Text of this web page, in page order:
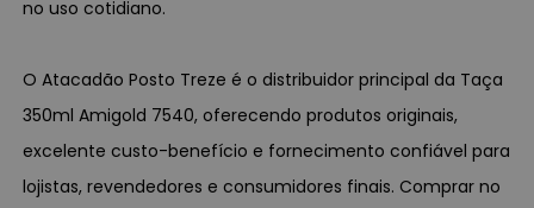
no uso cotidiano.
O Atacadão Posto Treze é o distribuidor principal da Taça
350ml Amigold 7540, oferecendo produtos originais,
excelente custo-benefício e fornecimento confiável para
lojistas, revendedores e consumidores finais. Comprar no